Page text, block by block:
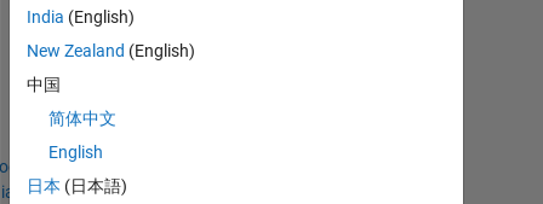
Thankful Level 2
India (English)
New Zealand (English)
中国
简体中文
English
日本 (日本語)